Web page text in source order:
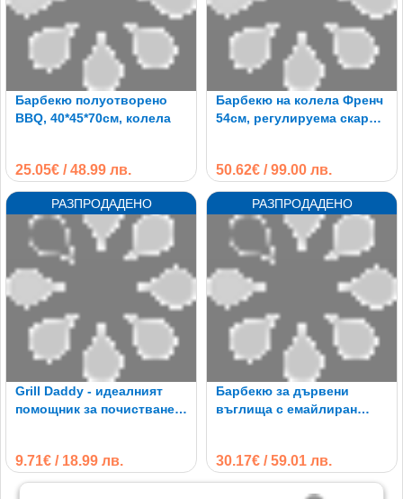
Барбекю полуотворено
BBQ, 40*45*70см, колела
25.05€ / 48.99 лв.
Барбекю на колела Френч
54см, регулируема скара,
50.62€ / 99.00 лв.
Grill Daddy - идеалният
помощник за почистване
9.71€ / 18.99 лв.
Барбекю за дървени
въглища с емайлиран
30.17€ / 59.01 лв.